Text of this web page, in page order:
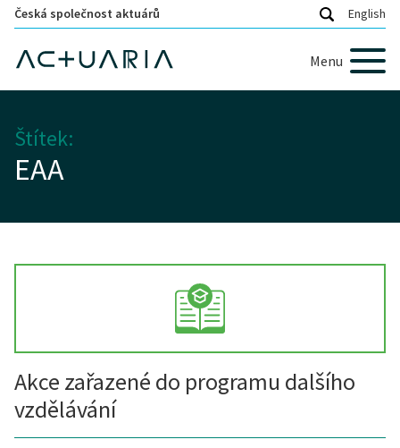
Česká společnost aktuárů English
Menu
Štítek:
EAA
Akce zařazené do programu dalšího
vzdělávání